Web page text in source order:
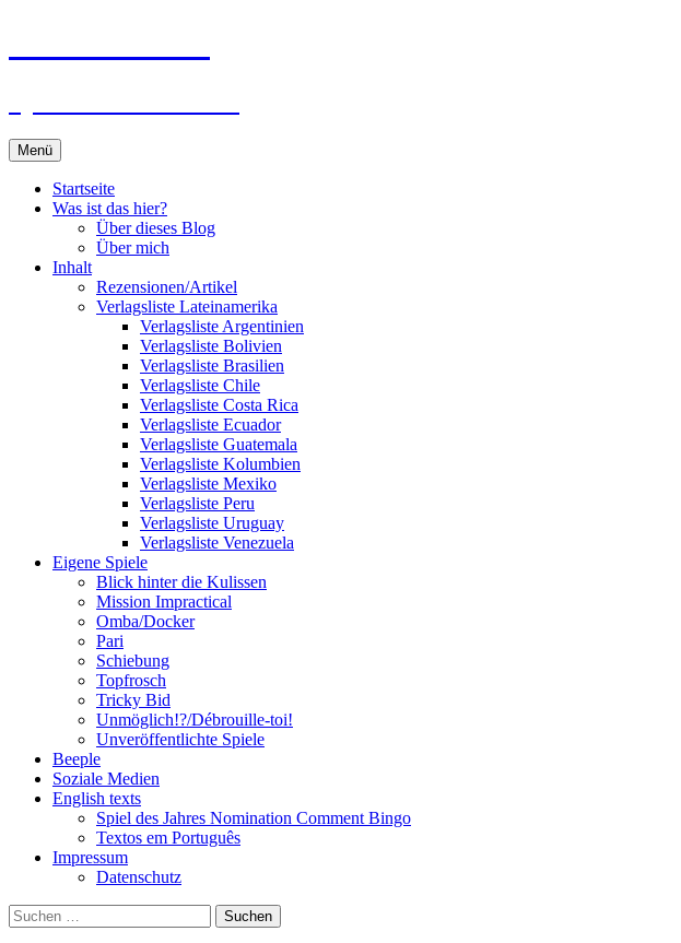
Menü
Startseite
Was ist das hier?
Über dieses Blog
Über mich
Inhalt
Rezensionen/Artikel
Verlagsliste Lateinamerika
Verlagsliste Argentinien
Verlagsliste Bolivien
Verlagsliste Brasilien
Verlagsliste Chile
Verlagsliste Costa Rica
Verlagsliste Ecuador
Verlagsliste Guatemala
Verlagsliste Kolumbien
Verlagsliste Mexiko
Verlagsliste Peru
Verlagsliste Uruguay
Verlagsliste Venezuela
Eigene Spiele
Blick hinter die Kulissen
Mission Impractical
Omba/Docker
Pari
Schiebung
Topfrosch
Tricky Bid
Unmöglich!?/Débrouille-toi!
Unveröffentlichte Spiele
Beeple
Soziale Medien
English texts
Spiel des Jahres Nomination Comment Bingo
Textos em Português
Impressum
Datenschutz
Suchen
nach: